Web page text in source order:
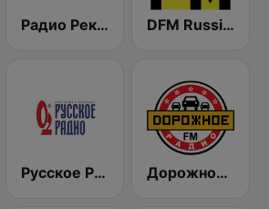
Радио Рекорд 101.9 (Radio Record) DFM Russian Dance
Русское Радио Дорожное Радио (Dorojnoe Radio)